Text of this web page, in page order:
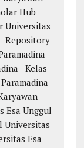
Hub
Universitas
Repository
-
- Kelas
Esa Unggul
Universitas
Esa